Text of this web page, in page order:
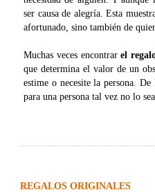
ser causa de alegría. Esta
afortunado, sino también de
Muchas veces encontrarel
que determina el valor de un
estime o necesite la persona.
para una persona tal vez no lo
REGALOS ORIGINALES